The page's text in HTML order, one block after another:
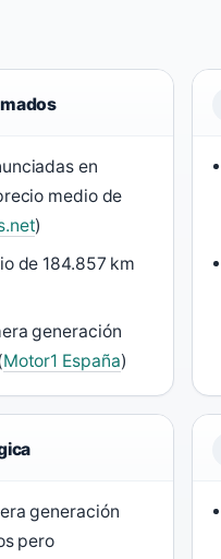
en
medio de
)
de 184.857 km
generación
Motor1 España)
generación
pero